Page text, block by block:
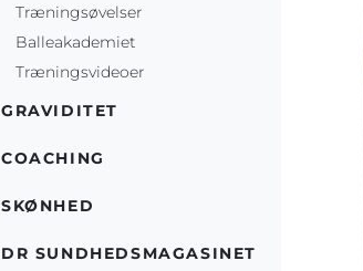
Træningsøvelser
Balleakademiet
Træningsvideoer
GRAVIDITET
COACHING
SKØNHED
DR SUNDHEDSMAGASINET